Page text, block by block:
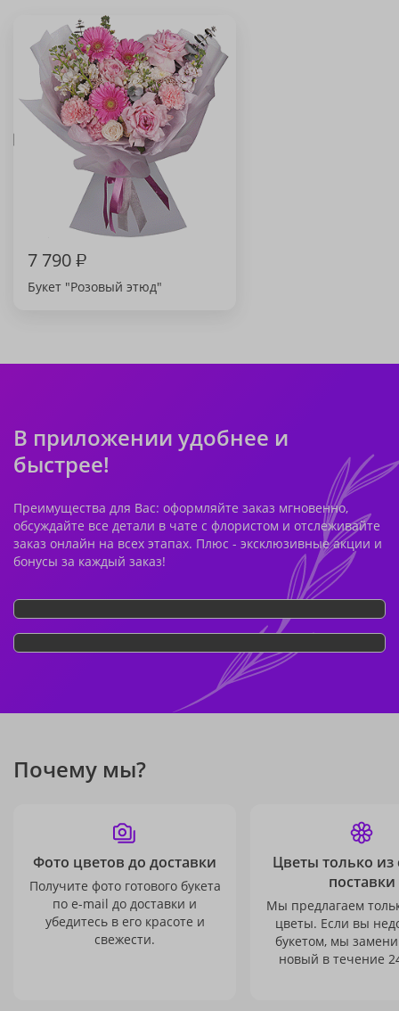
7 790₽
Букет "Розовый этюд"
В приложении удобнее и
быстрее!
Преимущества для Вас: оформляйте заказ мгновенно,
обсуждайте все детали в чате с флористом и отслеживайте
заказ онлайн на всех этапах. Плюс - эксклюзивные акции и
бонусы за каждый заказ!
Почему мы?
Фото цветов до доставки
Получите фото готового букета
по e-mail до доставки и
убедитесь в его красоте и
свежести.
Цветы только из
поставки
Мы предлагаем
цветы. Если вы
букетом, мы
новый в течение